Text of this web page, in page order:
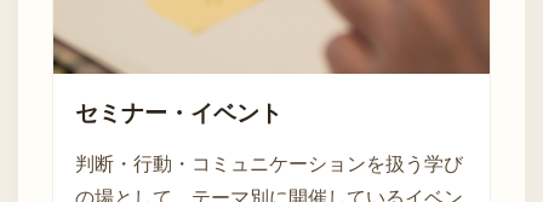
セミナー・イベント
判断・行動・コミュニケーションを扱う学び
の場として、テーマ別に開催しているイベン